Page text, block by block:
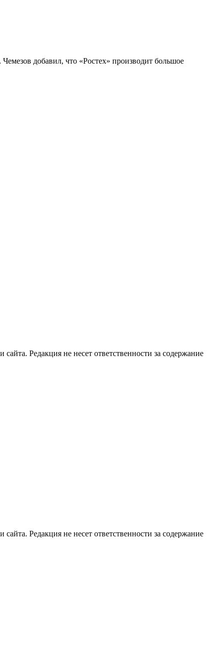
добавил, что «Ростех» производит большое
Редакция не несет ответственности за содержание
Редакция не несет ответственности за содержание